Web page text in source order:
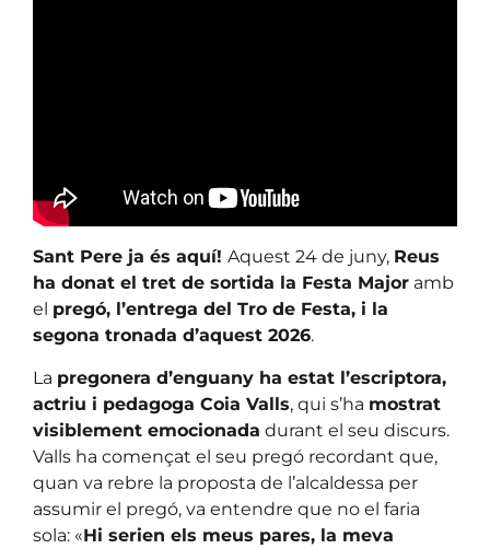
Sant Pere ja és aquí! Aquest 24 de juny, Reus
ha donat el tret de sortida la Festa Major amb
el pregó, l’entrega del Tro de Festa, i la
segona tronada d’aquest 2026.
La pregonera d’enguany ha estat l’escriptora,
actriu i pedagoga Coia Valls, qui s’ha mostrat
visiblement emocionada durant el seu discurs.
Valls ha començat el seu pregó recordant que,
quan va rebre la proposta de l’alcaldessa per
assumir el pregó, va entendre que no el faria
sola: «Hi serien els meus pares, la meva